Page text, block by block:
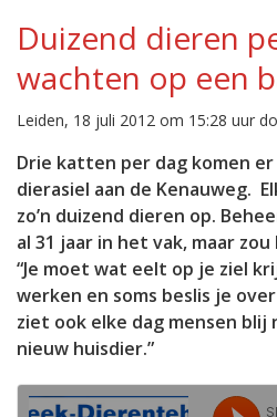
Duizend dieren
wachten op een
Leiden, 18 juli 2012 om 15:28 uur
Drie katten per dag komen
dierasiel aan de Kenauweg.
zo’n duizend dieren op.
al 31 jaar in het vak, maar
“Je moet wat eelt op je ziel
werken en soms beslis je
ziet ook elke dag mensen blij
nieuw huisdier.”